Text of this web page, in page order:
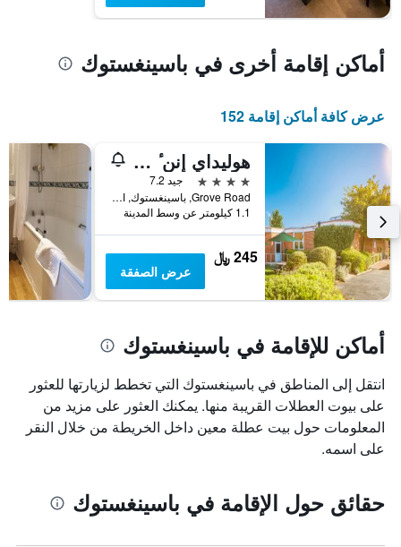
أماكن إقامة أخرى في باسينغستوك
عرض كافة أماكن إقامة 152
هوليداي إنن ٔ ميسيا جاس تجوجك ا باي آيتش جي
4 نجوم
جيد 7.2
Grove Road, باسينغستوك, المملكة المتحدة
1.1 كيلومتر عن وسط المدينة
245 ﷼
عرض الصفقة
أماكن للإقامة في باسينغستوك
انتقل إلى المناطق في باسينغستوك التي تخطط لزيارتها للعثور
على بيوت العطلات القريبة منها. يمكنك العثور على مزيد من
المعلومات حول بيت عطلة معين داخل الخريطة من خلال النقر
على اسمه.
حقائق حول الإقامة في باسينغستوك